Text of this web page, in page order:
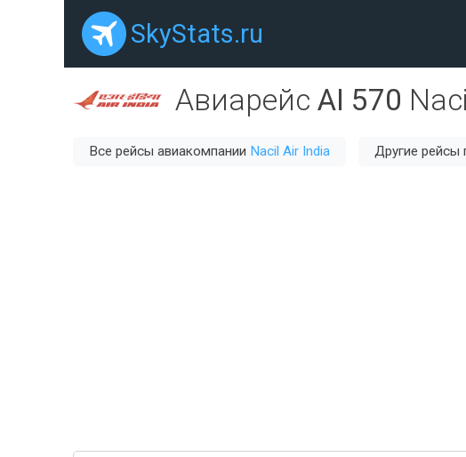
SkyStats.ru
Авиарейс AI 570
Все рейсы авиакомпании Nacil Air India Другие рейсы